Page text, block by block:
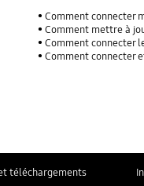
Comment connecter
Comment mettre à
Comment connecter
Comment connecter
téléchargements